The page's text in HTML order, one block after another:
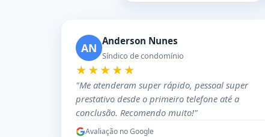
AN Anderson Nunes
Síndico de condomínio
★★★★★
"Me atenderam super rápido, pessoal super
prestativo desde o primeiro telefone até a
conclusão. Recomendo muito!"
Avaliação no Google